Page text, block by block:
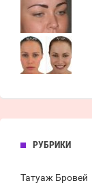
РУБРИКИ
Татуаж Бровей